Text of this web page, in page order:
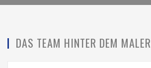
DAS TEAM HINTER DEM MALER